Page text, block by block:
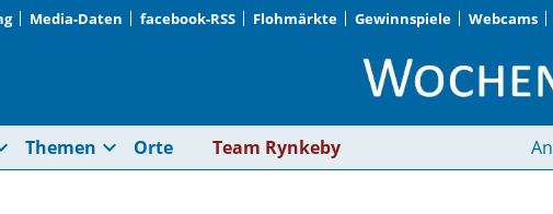
Media-Daten facebook-RSS Flohmärkte Gewinnspiele Webcams
Montag (Tag 3):
Themen expand_more Orte Team Rynkeby